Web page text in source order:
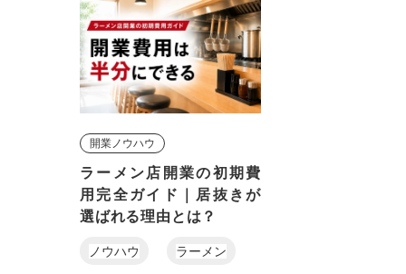
開業ノウハウ
ラーメン店開業の初期費
用完全ガイド｜居抜きが
選ばれる理由とは？
ノウハウ ラーメン